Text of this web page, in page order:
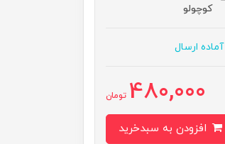
کوچولو
آماده ارسال
480,000 تومان